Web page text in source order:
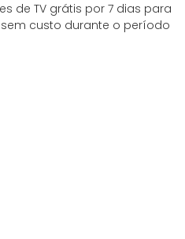
de TV grátis por 7 dias para
sem custo durante o período